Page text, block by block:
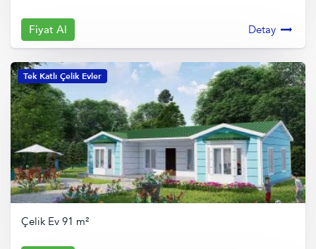
Fiyat Al Detay
Tek Katlı Çelik Evler
Çelik Ev 91 m²